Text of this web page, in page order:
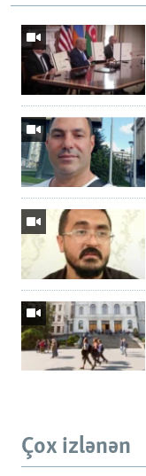
Çox izlənən